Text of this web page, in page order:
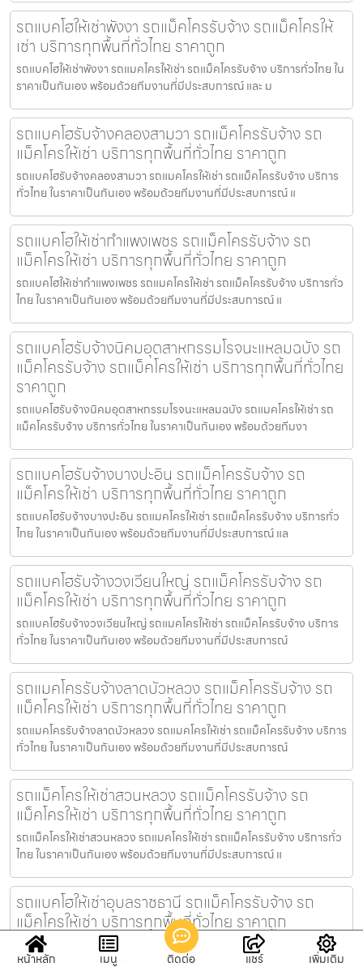
รถแบคโฮให้เช่าพังงา รถแม็คโครรับจ้าง รถแม็คโครให้
เช่า บริการทุกพื้นที่ทั่วไทย ราคาถูก
รถแบคโฮให้เช่าพังงา รถแมคโครให้เช่า รถแม็คโครรับจ้าง บริการทั่วไทย ใน
ราคาเป็นกันเอง พร้อมด้วยทีมงานที่มีประสบการณ์ และ ม
รถแบคโฮรับจ้างคลองสามวา รถแม็คโครรับจ้าง รถ
แม็คโครให้เช่า บริการทุกพื้นที่ทั่วไทย ราคาถูก
รถแบคโฮรับจ้างคลองสามวา รถแมคโครให้เช่า รถแม็คโครรับจ้าง บริการ
ทั่วไทย ในราคาเป็นกันเอง พร้อมด้วยทีมงานที่มีประสบการณ์ แ
รถแบคโฮให้เช่ากำแพงเพชร รถแม็คโครรับจ้าง รถ
แม็คโครให้เช่า บริการทุกพื้นที่ทั่วไทย ราคาถูก
รถแบคโฮให้เช่ากำแพงเพชร รถแมคโครให้เช่า รถแม็คโครรับจ้าง บริการทั่ว
ไทย ในราคาเป็นกันเอง พร้อมด้วยทีมงานที่มีประสบการณ์ แ
รถแบคโฮรับจ้างนิคมอุตสาหกรรมโรจนะแหลมฉบัง รถ
แม็คโครรับจ้าง รถแม็คโครให้เช่า บริการทุกพื้นที่ทั่วไทย
ราคาถูก
รถแบคโฮรับจ้างนิคมอุตสาหกรรมโรจนะแหลมฉบัง รถแมคโครให้เช่า รถ
แม็คโครรับจ้าง บริการทั่วไทย ในราคาเป็นกันเอง พร้อมด้วยทีมงา
รถแบคโฮรับจ้างบางปะอิน รถแม็คโครรับจ้าง รถ
แม็คโครให้เช่า บริการทุกพื้นที่ทั่วไทย ราคาถูก
รถแบคโฮรับจ้างบางปะอิน รถแมคโครให้เช่า รถแม็คโครรับจ้าง บริการทั่ว
ไทย ในราคาเป็นกันเอง พร้อมด้วยทีมงานที่มีประสบการณ์ แล
รถแบคโฮรับจ้างวงเวียนใหญ่ รถแม็คโครรับจ้าง รถ
แม็คโครให้เช่า บริการทุกพื้นที่ทั่วไทย ราคาถูก
รถแบคโฮรับจ้างวงเวียนใหญ่ รถแมคโครให้เช่า รถแม็คโครรับจ้าง บริการ
ทั่วไทย ในราคาเป็นกันเอง พร้อมด้วยทีมงานที่มีประสบการณ์
รถแมคโครรับจ้างลาดบัวหลวง รถแม็คโครรับจ้าง รถ
แม็คโครให้เช่า บริการทุกพื้นที่ทั่วไทย ราคาถูก
รถแมคโครรับจ้างลาดบัวหลวง รถแมคโครให้เช่า รถแม็คโครรับจ้าง บริการ
ทั่วไทย ในราคาเป็นกันเอง พร้อมด้วยทีมงานที่มีประสบการณ์
รถแม็คโครให้เช่าสวนหลวง รถแม็คโครรับจ้าง รถ
แม็คโครให้เช่า บริการทุกพื้นที่ทั่วไทย ราคาถูก
รถแม็คโครให้เช่าสวนหลวง รถแมคโครให้เช่า รถแม็คโครรับจ้าง บริการทั่ว
ไทย ในราคาเป็นกันเอง พร้อมด้วยทีมงานที่มีประสบการณ์ แ
รถแบคโฮให้เช่าอุบลราชธานี รถแม็คโครรับจ้าง รถ
แม็คโครให้เช่า บริการทุกพื้นที่ทั่วไทย ราคาถูก
รถแบคโฮให้เช่าอุบลราชธานี รถแมคโครให้เช่า รถแม็คโครรับจ้าง บริการทั่ว
ไทย ในราคาเป็นกันเอง พร้อมด้วยทีมงานที่มีประสบการณ์
หน้าหลัก เมนู ติดต่อ แชร์ เพิ่มเติม